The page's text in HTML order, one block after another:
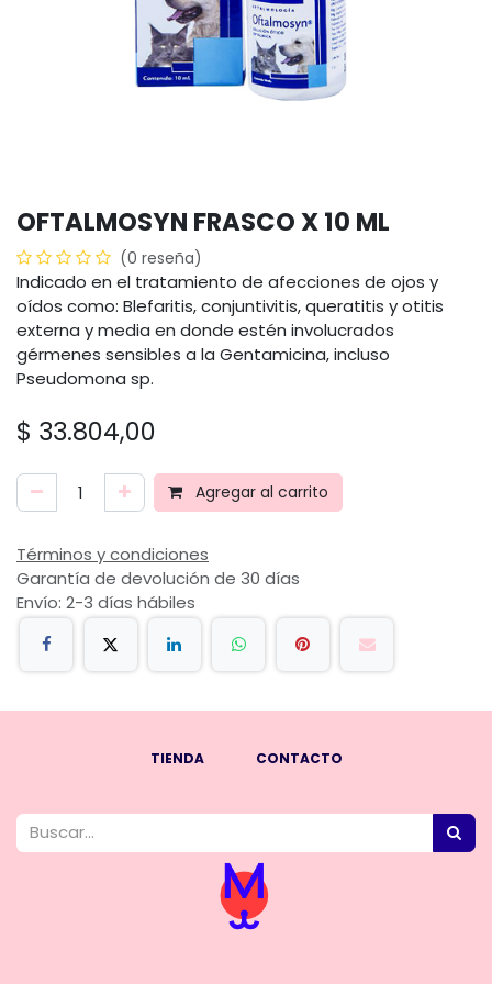
OFTALMOSYN FRASCO X 10 ML
(0 reseña)
Indicado en el tratamiento de afecciones de ojos y
oídos como: Blefaritis, conjuntivitis, queratitis y otitis
externa y media en donde estén involucrados
gérmenes sensibles a la Gentamicina, incluso
Pseudomona sp.
$ 33.804,00
Agregar al carrito
Términos y condiciones
Garantía de devolución de 30 días
Envío: 2-3 días hábiles
TIENDA CONTACTO